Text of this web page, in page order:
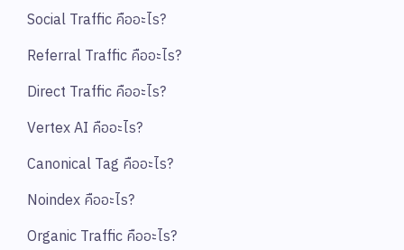
Social Traffic คืออะไร?
Referral Traffic คืออะไร?
Direct Traffic คืออะไร?
Vertex AI คืออะไร?
Canonical Tag คืออะไร?
Noindex คืออะไร?
Organic Traffic คืออะไร?